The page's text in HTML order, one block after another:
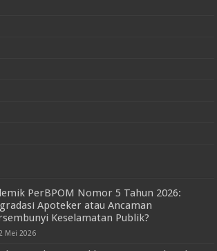
PerBPOM Nomor 5 Tahun 2026:
Apoteker atau Ancaman
Keselamatan Publik?
Mei 2026